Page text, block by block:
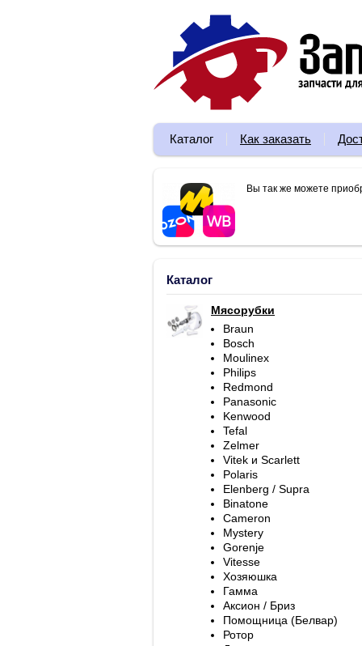
Каталог Как заказать
Вы так же можете
Каталог
Мясорубки
Braun
Bosch
Moulinex
Philips
Redmond
Panasonic
Kenwood
Tefal
Zelmer
Vitek и Scarlett
Polaris
Elenberg / Supra
Binatone
Cameron
Mystery
Gorenje
Vitesse
Хозяюшка
Гамма
Аксион / Бриз
Помощница (Белвар)
Ротор